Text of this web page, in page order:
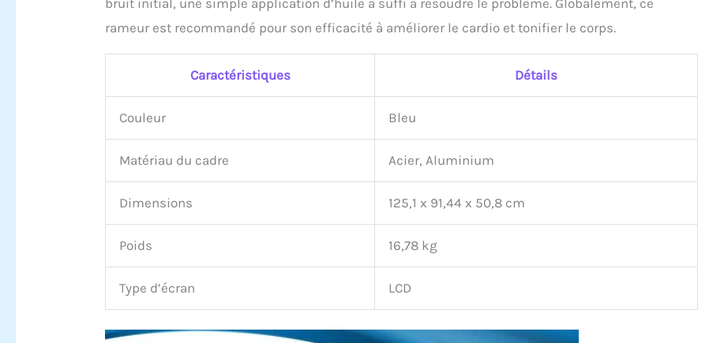
rameur est recommandé pour son efficacité à améliorer le cardio et tonifier le corps.
Caractéristiques Détails
Couleur Bleu
Matériau du cadre Acier, Aluminium
Dimensions 125,1 x 91,44 x 50,8 cm
Poids 16,78 kg
Type d’écran LCD